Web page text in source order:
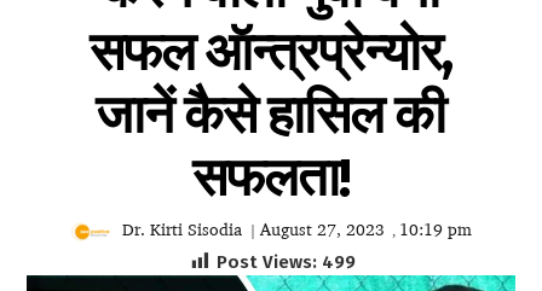
सफल ऑन्त्रप्रेन्योर,
जानें कैसे हासिल की
सफलता!
Dr. Kirti Sisodia | August 27, 2023 , 10:19 pm
Post Views: 499